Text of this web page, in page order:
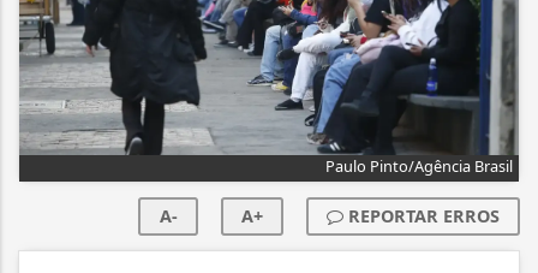
Paulo Pinto/Agência Brasil
A- A+ REPORTAR ERROS